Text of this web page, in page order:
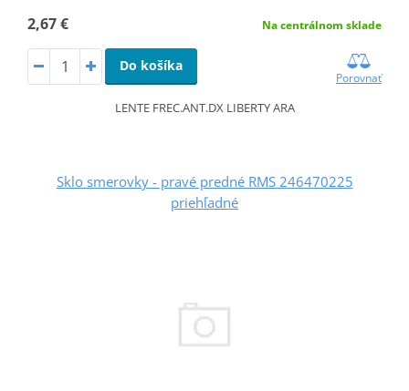
2,67 € Na centrálnom sklade
Do košíka
Porovnať
LENTE FREC.ANT.DX LIBERTY ARA
Sklo smerovky - pravé predné RMS 246470225
priehľadné